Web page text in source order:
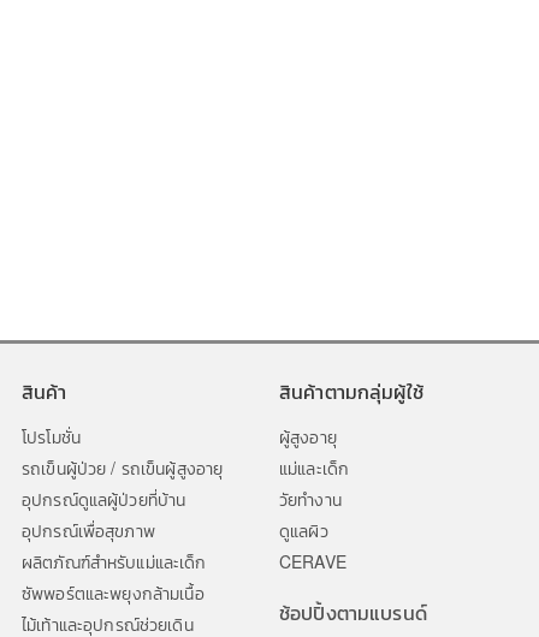
สินค้า
โปรโมชั่น
รถเข็นผู้ป่วย / รถเข็นผู้สูงอายุ
อุปกรณ์ดูแลผู้ป่วยที่บ้าน
อุปกรณ์เพื่อสุขภาพ
ผลิตภัณฑ์สำหรับแม่และเด็ก
ซัพพอร์ตและพยุงกล้ามเนื้อ
ไม้เท้าและอุปกรณ์ช่วยเดิน
สินค้าตามกลุ่มผู้ใช้
ผู้สูงอายุ
แม่และเด็ก
วัยทำงาน
ดูแลผิว
CERAVE
ช้อปปิ้งตามแบรนด์